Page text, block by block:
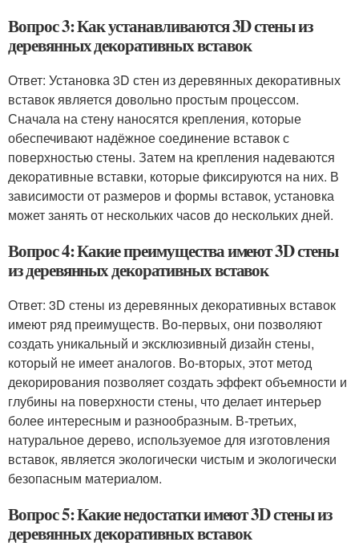
Вопрос 3: Как устанавливаются 3D стены из
деревянных декоративных вставок
Ответ: Установка 3D стен из деревянных декоративных
вставок является довольно простым процессом.
Сначала на стену наносятся крепления, которые
обеспечивают надёжное соединение вставок с
поверхностью стены. Затем на крепления надеваются
декоративные вставки, которые фиксируются на них. В
зависимости от размеров и формы вставок, установка
может занять от нескольких часов до нескольких дней.
Вопрос 4: Какие преимущества имеют 3D стены
из деревянных декоративных вставок
Ответ: 3D стены из деревянных декоративных вставок
имеют ряд преимуществ. Во-первых, они позволяют
создать уникальный и эксклюзивный дизайн стены,
который не имеет аналогов. Во-вторых, этот метод
декорирования позволяет создать эффект объемности и
глубины на поверхности стены, что делает интерьер
более интересным и разнообразным. В-третьих,
натуральное дерево, используемое для изготовления
вставок, является экологически чистым и экологически
безопасным материалом.
Вопрос 5: Какие недостатки имеют 3D стены из
деревянных декоративных вставок